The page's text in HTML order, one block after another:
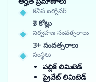
కనీస టర్నోవర్
₹3 కోట్లు
నిర్వహణ సంవత్సరాలు
3+ సంవత్సరాలు
సంస్థలు
పబ్లిక్ లిమిటెడ్
ప్రైవేట్ లిమిటెడ్